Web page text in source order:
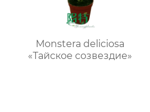
Monstera deliciosa
«Тайское созвездие»